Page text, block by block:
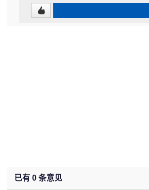
已有 0 条意见